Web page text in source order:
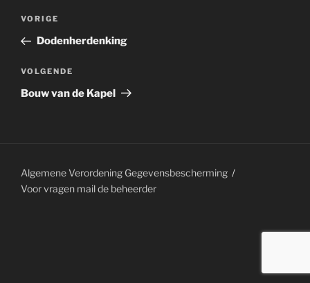
Bericht
Vorig
bericht
VORIGE
Dodenherdenking
Volgend
bericht
VOLGENDE
Bouw van de Kapel
Algemene Verordening Gegevensbescherming
Voor vragen mail de beheerder